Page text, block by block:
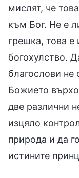
мислят, че
към Бог. Не е
грешка, това е
богохулство.
благослови не
Божието
две различни
изцяло
природа и да
истините